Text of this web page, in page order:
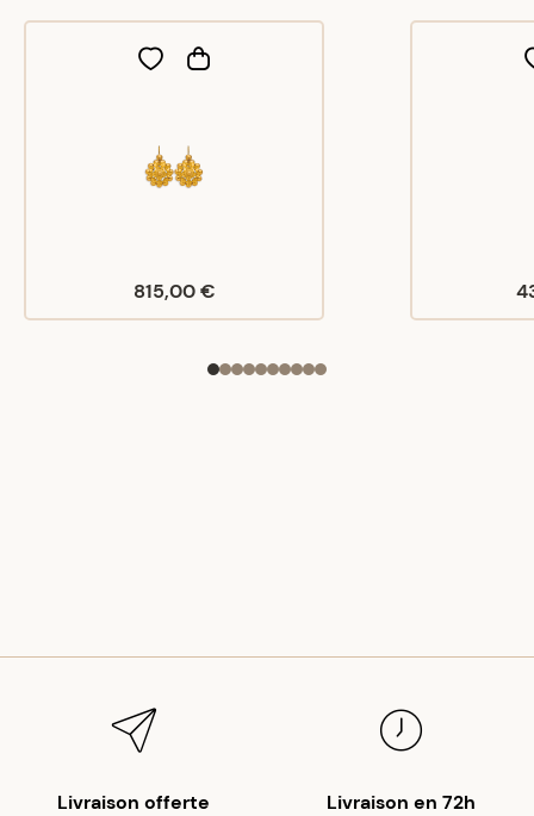
815,00 €
Livraison offerte
Livraison en 72h